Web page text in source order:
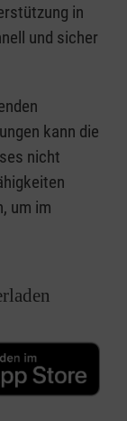
in
und sicher
kann die
nicht
um im